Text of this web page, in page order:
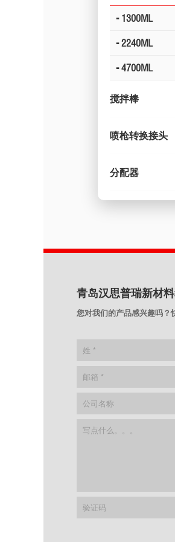
- 1300ML
- 2240ML
- 4700ML
搅拌棒
喷枪转换接头
分配器
青岛汉思普瑞新材
您对我们的产品感兴趣吗？